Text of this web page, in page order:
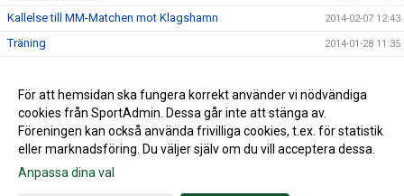
Kallelse till MM-Matchen mot Klagshamn 2014-02-07 12:43
Träning 2014-01-28 11:35
Lördagsträningen är inställd 2014-01-17 20:19
2014-01-14 14:02
För att hemsidan ska fungera korrekt använder vi nödvändiga
cookies från SportAdmin. Dessa går inte att stänga av.
Föreningen kan också använda frivilliga cookies, t.ex. för statistik
eller marknadsföring. Du väljer själv om du vill acceptera dessa.
Anpassa dina val